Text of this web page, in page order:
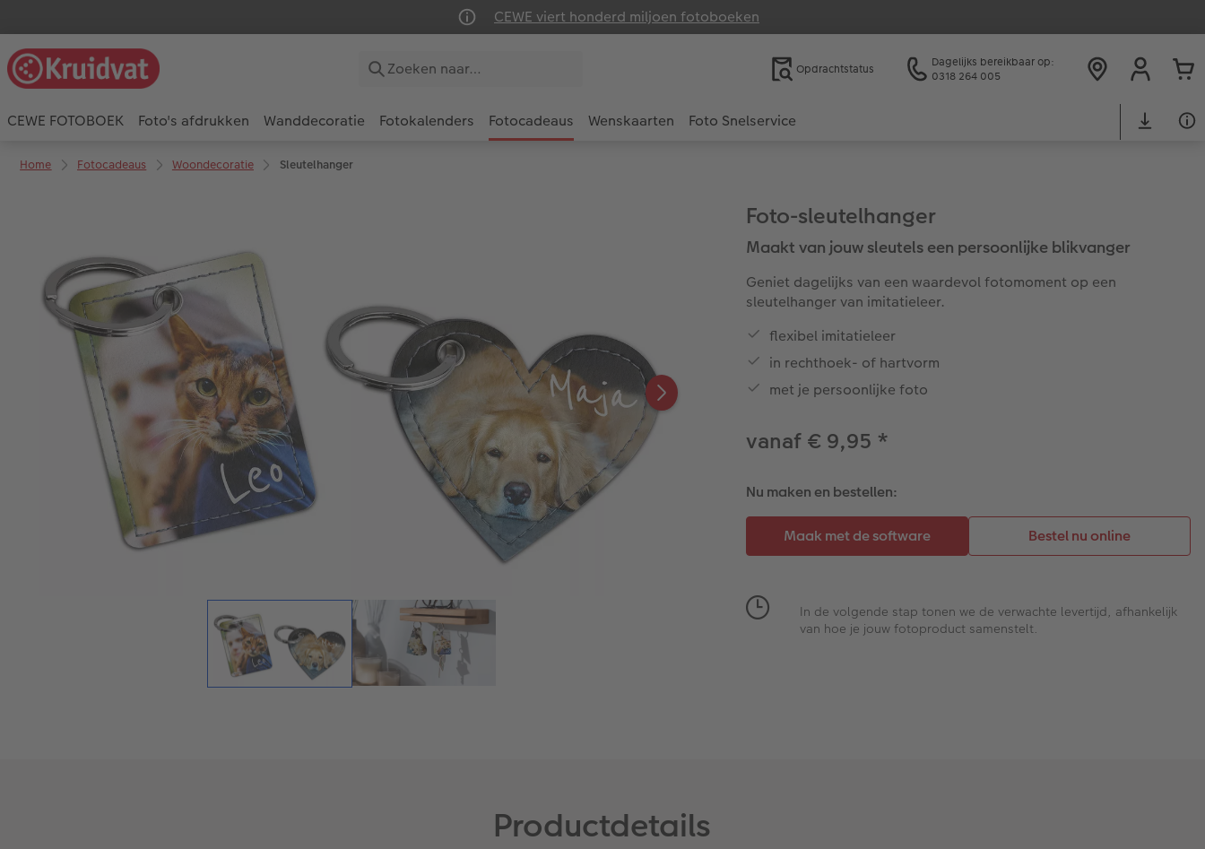
CEWE viert honderd miljoen fotoboeken
Opdrachtstatus
Dagelijks bereikbaar op:
0318 264 005
CEWE FOTOBOEK Foto's afdrukken Wanddecoratie Fotokalenders Fotocadeaus Wenskaarten Foto Snelservice
Home Fotocadeaus Woondecoratie Sleutelhanger
Foto-sleutelhanger
Maakt van jouw sleutels een persoonlijke blikvanger
Geniet dagelijks van een waardevol fotomoment op een
sleutelhanger van imitatieleer.
flexibel imitatieleer
in rechthoek- of hartvorm
met je persoonlijke foto
vanaf € 9,95 *
Nu maken en bestellen:
In de volgende stap tonen we de verwachte levertijd, afhankelijk
van hoe je jouw fotoproduct samenstelt.
Productdetails